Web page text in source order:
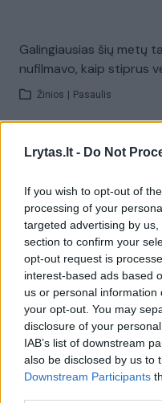
Lrytas.lt - Do Not
If you wish to opt-out of
processing of your
targeted advertising by
section to confirm your
opt-out request is
interest-based ads based
us or personal
your opt-out. You may
disclosure of your
IAB’s list of downstream
also be disclosed by us to
Downstream Participants
Galingiausias šių metų
nufilmavo, kaip stiprus
Žinios Pasaulis
V. Čmilytė-Nielsen
Laidos | ELTA savaitė
Vaizdai iš tragiškos